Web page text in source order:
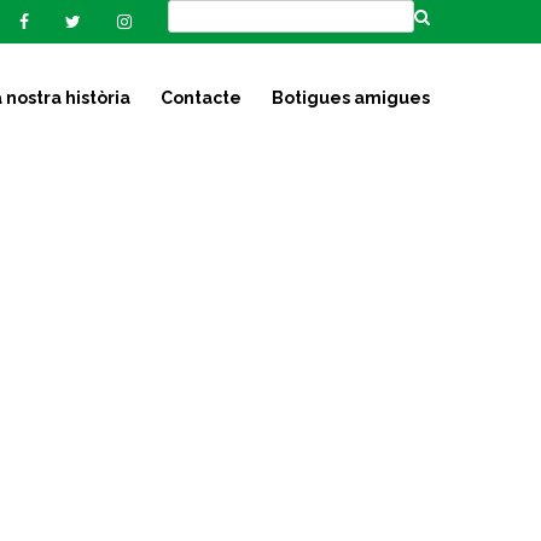
nostra història Contacte Botigues amigues